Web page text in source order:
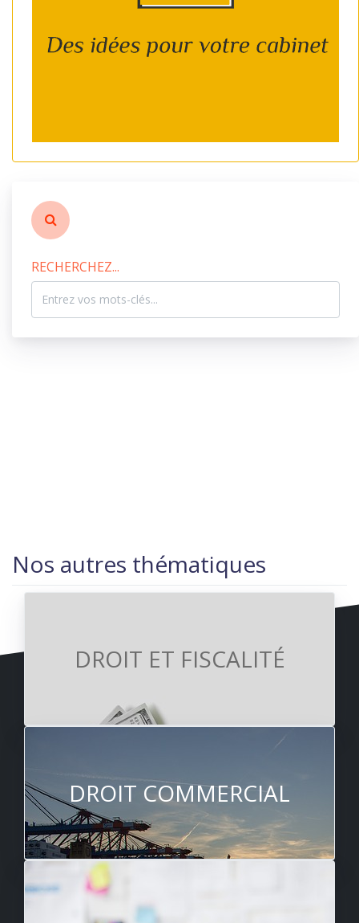
RECHERCHEZ...
Nos autres thématiques
DROIT ET FISCALITÉ
DROIT COMMERCIAL